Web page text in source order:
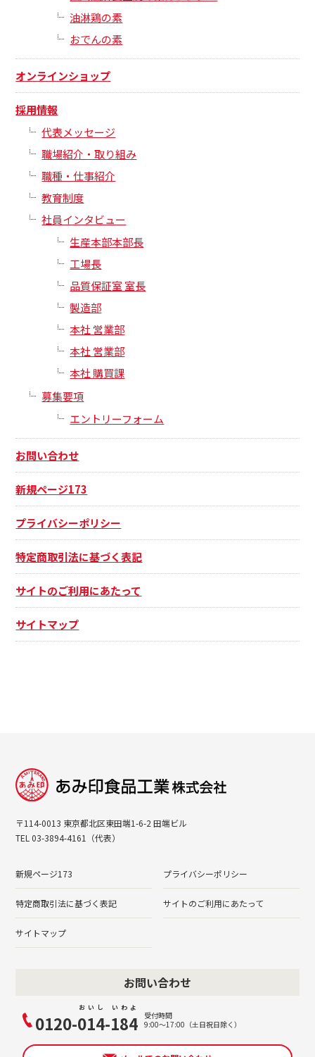
油淋鶏の素
おでんの素
オンラインショップ
採用情報
代表メッセージ
職場紹介・取り組み
職種・仕事紹介
教育制度
社員インタビュー
生産本部本部長
工場長
品質保証室 室長
製造部
本社 営業部
本社 営業部
本社 購買課
募集要項
エントリーフォーム
お問い合わせ
新規ページ173
プライバシーポリシー
特定商取引法に基づく表記
サイトのご利用にあたって
サイトマップ
〒114-0013 東京都北区東田端1-6-2 田端ビル
TEL 03-3894-4161（代表）
新規ページ173 プライバシーポリシー
特定商取引法に基づく表記 サイトのご利用にあたって
サイトマップ
お問い合わせ
0120-0
お
1
い
4
し
-1
い
8
わ
4
よ
受付時間
9:00～17:00（土日祝日除く）